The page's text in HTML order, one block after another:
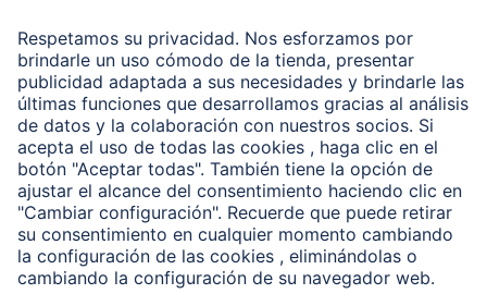
Clientes online
Conviértete en distribuidor
Compañía
Historia de la empresa
Hama en todo el Mundo